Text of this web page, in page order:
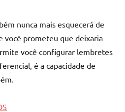
nunca mais esquecerá de
você prometeu que deixaria
você configurar lembretes
é a capacidade de